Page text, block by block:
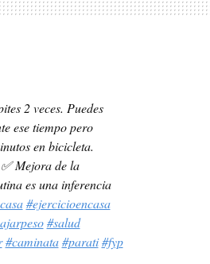
2 veces. Puedes
ese tiempo pero
en bicicleta.
Mejora de la
es una inferencia
#ejercicioencasa
#salud
#caminata #parati #fyp